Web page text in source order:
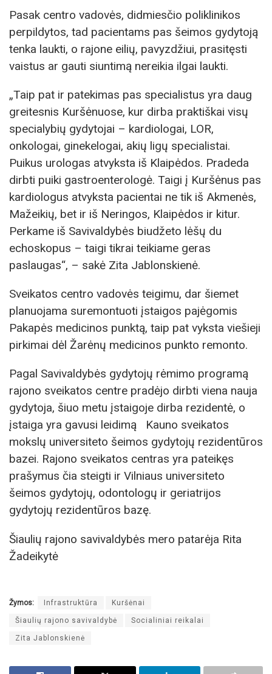
Pasak centro vadovės, didmiesčio poliklinikos
perpildytos, tad pacientams pas šeimos gydytoją
tenka laukti, o rajone eilių, pavyzdžiui, prasitęsti
vaistus ar gauti siuntimą nereikia ilgai laukti.
„Taip pat ir patekimas pas specialistus yra daug
greitesnis Kuršėnuose, kur dirba praktiškai visų
specialybių gydytojai – kardiologai, LOR,
onkologai, ginekelogai, akių ligų specialistai.
Puikus urologas atvyksta iš Klaipėdos. Pradeda
dirbti puiki gastroenterologė. Taigi į Kuršėnus pas
kardiologus atvyksta pacientai ne tik iš Akmenės,
Mažeikių, bet ir iš Neringos, Klaipėdos ir kitur.
Perkame iš Savivaldybės biudžeto lėšų du
echoskopus – taigi tikrai teikiame geras
paslaugas“, – sakė Zita Jablonskienė.
Sveikatos centro vadovės teigimu, dar šiemet
planuojama suremontuoti įstaigos pajėgomis
Pakapės medicinos punktą, taip pat vyksta viešieji
pirkimai dėl Žarėnų medicinos punkto remonto.
Pagal Savivaldybės gydytojų rėmimo programą
rajono sveikatos centre pradėjo dirbti viena nauja
gydytoja, šiuo metu įstaigoje dirba rezidentė, o
įstaiga yra gavusi leidimą Kauno sveikatos
mokslų universiteto šeimos gydytojų rezidentūros
bazei. Rajono sveikatos centras yra pateikęs
prašymus čia steigti ir Vilniaus universiteto
šeimos gydytojų, odontologų ir geriatrijos
gydytojų rezidentūros bazę.
Šiaulių rajono savivaldybės mero patarėja Rita
Žadeikytė
Žymos: Infrastruktūra Kuršėnai
Šiaulių rajono savivaldybė Socialiniai reikalai
Zita Jablonskienė